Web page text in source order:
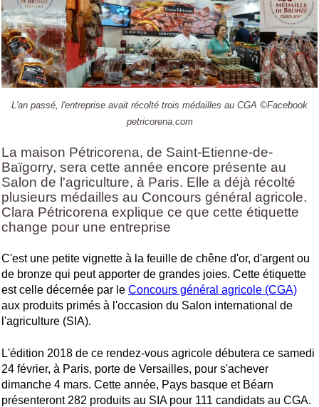
L'an passé, l'entreprise avait récolté trois médailles au CGA ©Facebook
petricorena.com
La maison Pétricorena, de Saint-Etienne-de-
Baïgorry, sera cette année encore présente au
Salon de l'agriculture, à Paris. Elle a déjà récolté
plusieurs médailles au Concours général agricole.
Clara Pétricorena explique ce que cette étiquette
change pour une entreprise
C'est une petite vignette à la feuille de chêne d'or, d'argent ou
de bronze qui peut apporter de grandes joies. Cette étiquette
est celle décernée par le Concours général agricole (CGA)
aux produits primés à l'occasion du Salon international de
l'agriculture (SIA).
L'édition 2018 de ce rendez-vous agricole débutera ce samedi
24 février, à Paris, porte de Versailles, pour s'achever
dimanche 4 mars. Cette année, Pays basque et Béarn
présenteront 282 produits au SIA pour 111 candidats au CGA.